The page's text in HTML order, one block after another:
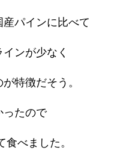
パインに比べて
ンが少なく
特徴だそう。
ったので
べました。